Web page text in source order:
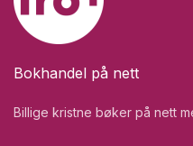
Bokhandel på nett
Billige kristne bøker på nett